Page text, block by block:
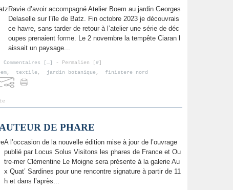
Ravie d’avoir accompagné Atelier Boem au jardin Georges
Delaselle sur l’île de Batz. Fin octobre 2023 je découvrais
ce havre, sans tarder de retour à l’atelier une série de déc
oupes prenaient forme. Le 2 novembre la tempête Ciaran l
aissait un paysage...
Commentaires […] - Permalien [#]
, textile , jardin botanique , finistere nord
DE PHARE
A l’occasion de la nouvelle édition mise à jour de l’ouvrage
publié par Locus Solus Visitons les phares de France et Ou
tre-mer Clémentine Le Moigne sera présente à la galerie Au
x Quat’ Sardines pour une rencontre signature à partir de 11
h et dans l’après...